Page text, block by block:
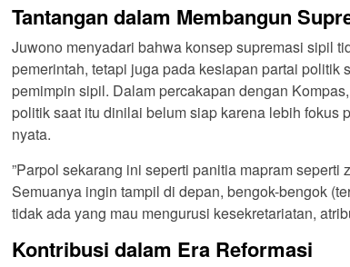
Tantangan dalam Membangun
Juwono menyadari bahwa konsep supremasi sipil
pemerintah, tetapi juga pada kesiapan partai politik
pemimpin sipil. Dalam percakapan dengan
politik saat itu dinilai belum siap karena lebih fokus
nyata.
”Parpol sekarang ini seperti panitia mapram seperti
Semuanya ingin tampil di depan, bengok-bengok
tidak ada yang mau mengurusi kesekretariatan,
Kontribusi dalam Era Reformasi